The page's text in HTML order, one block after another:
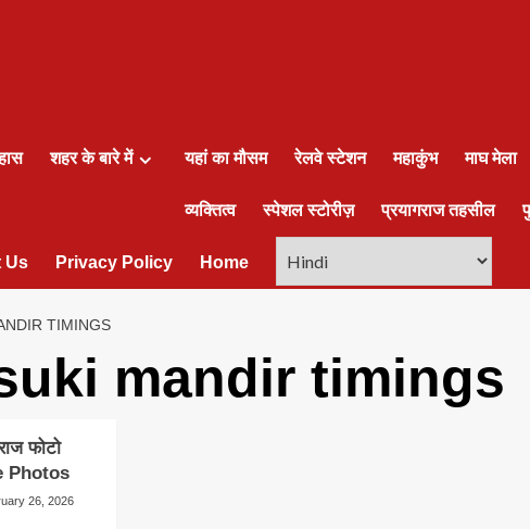
शहर के बारे में यहां का मौसम रेलवे स्टेशन महाकुंभ माघ मेला
व्यक्तित्व स्पेशल स्टोरीज़ प्रयागराज तहसील
Us Privacy Policy Home
TIMINGS
mandir timings
फोटो
Photos
26, 2026